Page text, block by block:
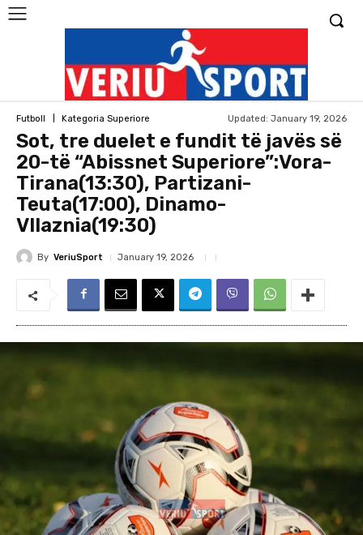
Futboll Kategoria Superiore Updated: January 19, 2026
Sot, tre duelet e fundit të javës së
20-të “Abissnet Superiore”:Vora-
Tirana(13:30), Partizani-
Teuta(17:00), Dinamo-
Vllaznia(19:30)
By VeriuSport January 19, 2026